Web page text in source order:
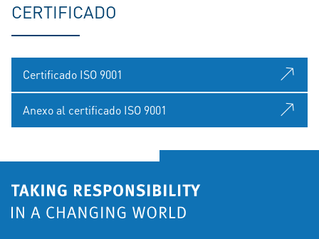
CERTIFICADO
Certificado ISO 9001
Anexo al certificado ISO 9001